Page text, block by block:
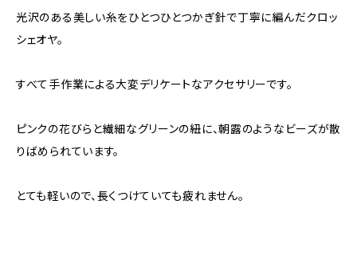
光沢のある美しい糸をひとつひとつかぎ針で丁寧に編んだクロッ
シェオヤ。
すべて手作業による大変デリケートなアクセサリーです。
ピンクの花びらと繊細なグリーンの紐に、朝露のようなビーズが散
りばめられています。
とても軽いので、長くつけていても疲れません。